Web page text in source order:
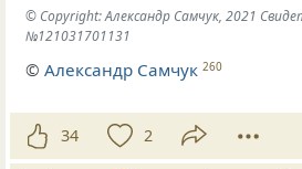
© Copyright: Александр Самчук, 2021
№121031701131
©Александр Самчук 260
34 2